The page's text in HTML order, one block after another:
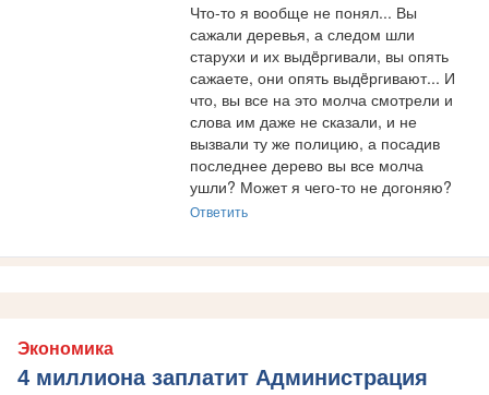
Что-то я вообще не понял... Вы
сажали деревья, а следом шли
старухи и их выдëргивали, вы опять
сажаете, они опять выдëргивают... И
что, вы все на это молча смотрели и
слова им даже не сказали, и не
вызвали ту же полицию, а посадив
последнее дерево вы все молча
ушли? Может я чего-то не догоняю?
Ответить
Экономика
4 миллиона заплатит Администрация